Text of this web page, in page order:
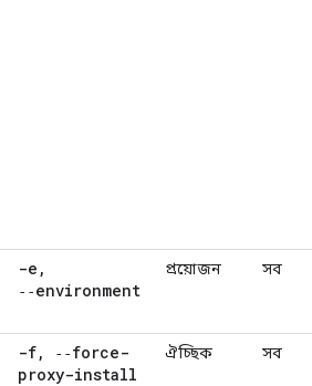
-e ,
‑‑environment
প্রয়োজন সব
-f,
‑‑force-
proxy-install
ঐচ্ছিক সব